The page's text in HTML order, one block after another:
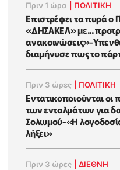
Πριν 1 ώρα ΠΟΛΙΤΙΚΗ
Επιστρέφει τα πυρά ο
«ΔΗΣΑΚΕΛ» με...
ανακοινώσεις»-
διαμήνυσε πως το
Πριν 3 ώρες ΠΟΛΙΤΙΚΗ
Εντατικοποιούνται οι
των ενταλμάτων για
Σολωμού-«Η
λήξει»
Πριν 3 ώρες |ΔΙΕΘΝΗ